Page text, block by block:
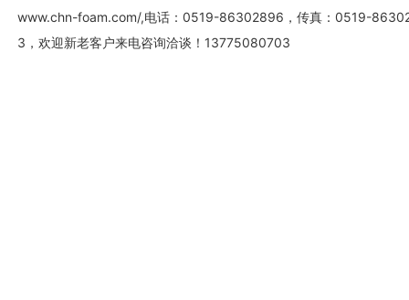
www.chn-foam.com/,电话：0519-86302896，传真：0519-
3，欢迎新老客户来电咨询洽谈！13775080703